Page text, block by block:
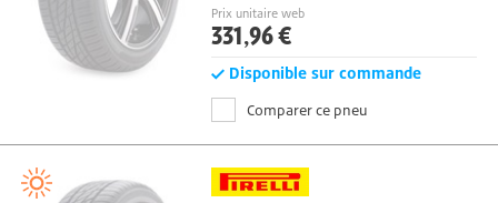
Prix unitaire web
331,96 €
Disponible sur commande